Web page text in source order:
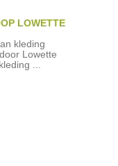
LOWETTE
kleding
Lowette
...